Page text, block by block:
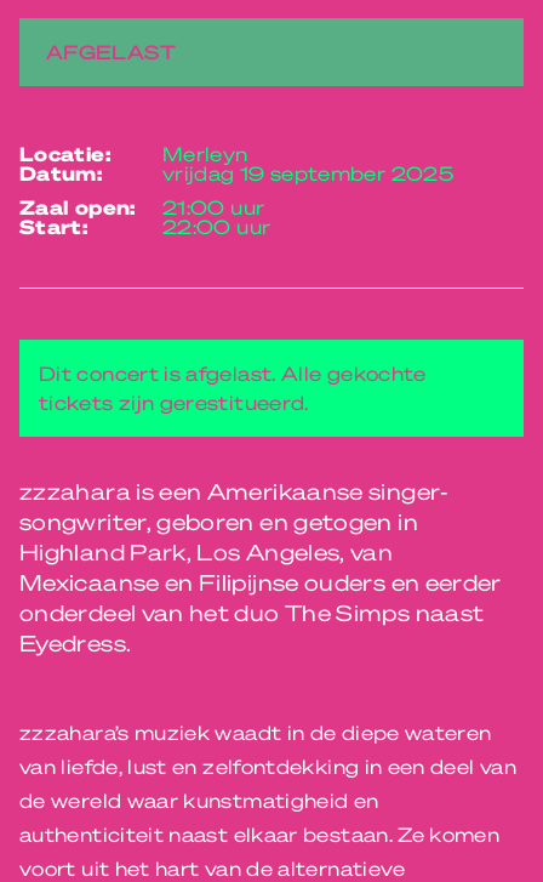
AFGELAST
locatie: Merleyn
datum:
vrijdag 19 september 2025
zaal open:
21:00 uur
start: 22:00 uur
Dit concert is afgelast. Alle gekochte
tickets zijn gerestitueerd.
zzzahara is een Amerikaanse singer-
songwriter, geboren en getogen in
Highland Park, Los Angeles, van
Mexicaanse en Filipijnse ouders en eerder
onderdeel van het duo The Simps naast
Eyedress.
zzzahara’s muziek waadt in de diepe wateren
van liefde, lust en zelfontdekking in een deel van
de wereld waar kunstmatigheid en
authenticiteit naast elkaar bestaan. Ze komen
voort uit het hart van de alternatieve